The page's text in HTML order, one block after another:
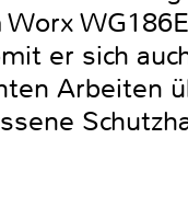
er sich
Arbeiten